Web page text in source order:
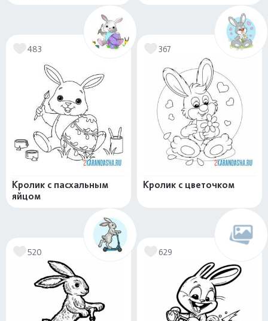
483
Кролик с пасхальным
яйцом
367
Кролик с цветочком
520 629